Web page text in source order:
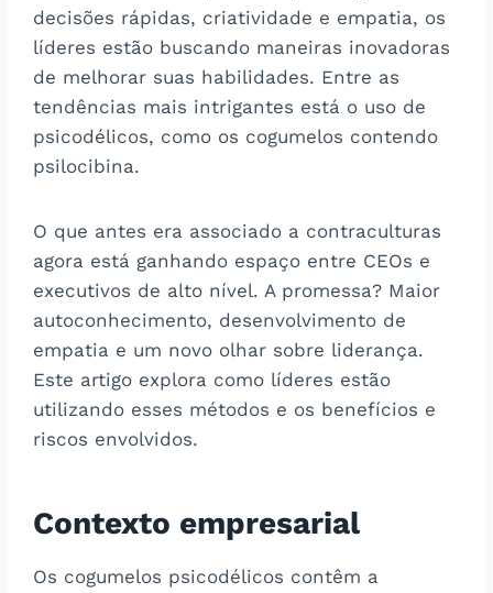
decisões rápidas, criatividade e empatia, os
líderes estão buscando maneiras inovadoras
de melhorar suas habilidades. Entre as
tendências mais intrigantes está o uso de
psicodélicos, como os cogumelos contendo
psilocibina.
O que antes era associado a contraculturas
agora está ganhando espaço entre CEOs e
executivos de alto nível. A promessa? Maior
autoconhecimento, desenvolvimento de
empatia e um novo olhar sobre liderança.
Este artigo explora como líderes estão
utilizando esses métodos e os benefícios e
riscos envolvidos.
Contexto empresarial
Os cogumelos psicodélicos contêm a